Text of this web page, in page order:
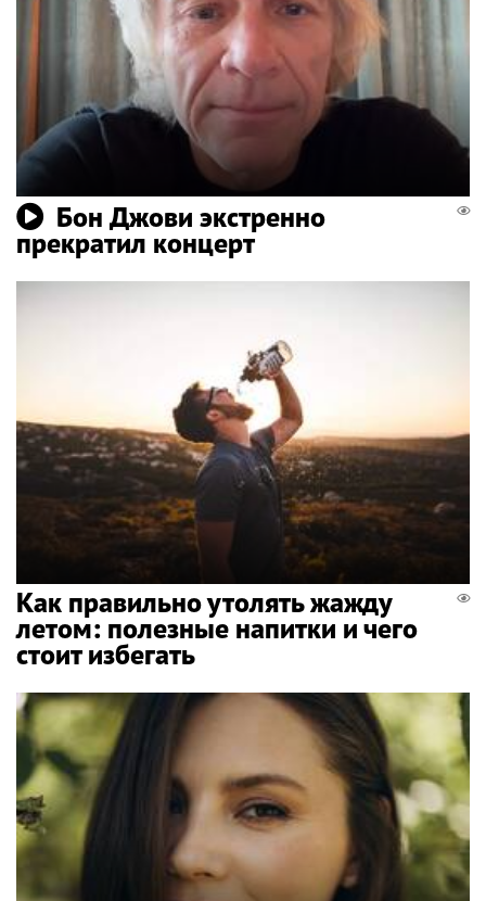
Бон Джови экстренно
прекратил концерт
Как правильно утолять жажду
летом: полезные напитки и чего
стоит избегать